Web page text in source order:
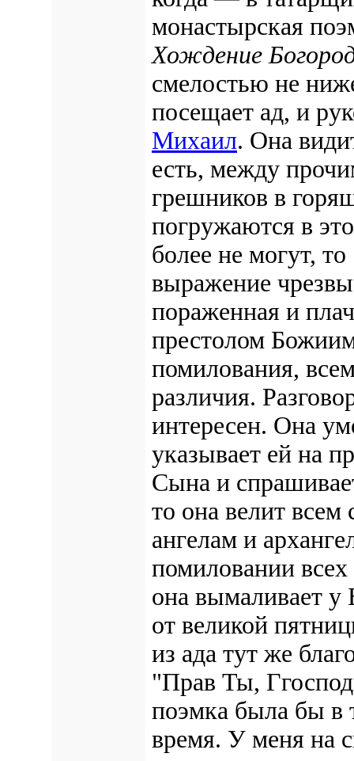
монастырская
Хождение
смелостью не
посещает ад, и
Михаил. Она
есть, между
грешников в
погружаются в
более не могут,
выражение
пораженная и
престолом
помилования,
различия.
интересен. Она
указывает ей на
Сына и
то она велит
ангелам и
помиловании всех
она вымаливает у
от великой
из ада тут же
"Прав Ты,
поэмка была бы в
время. У меня на